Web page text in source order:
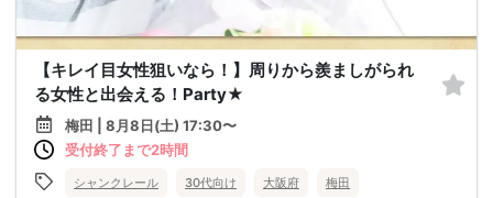
【キレイ目女性狙いなら！】周りから羨ましがられ
る女性と出会える！Party★
梅田 | 8月8日(土) 17:30〜
受付終了まで2時間
シャンクレール 30代向け 大阪府 梅田